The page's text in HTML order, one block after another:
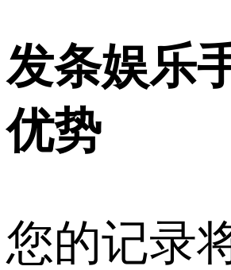
发条娱乐
优势
您的记录